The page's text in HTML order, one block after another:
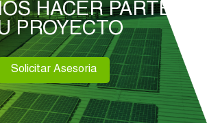
HACER PARTE DE
PROYECTO
Solicitar Asesoria